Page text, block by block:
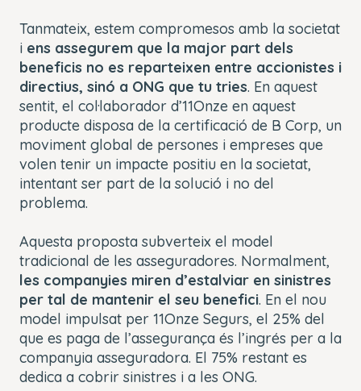
Tanmateix, estem compromesos amb la societat
i ens assegurem que la major part dels
beneficis no es reparteixen entre accionistes i
directius, sinó a ONG que tu tries. En aquest
sentit, el col·laborador d’11Onze en aquest
producte disposa de la certificació de B Corp, un
moviment global de persones i empreses que
volen tenir un impacte positiu en la societat,
intentant ser part de la solució i no del
problema.
Aquesta proposta subverteix el model
tradicional de les asseguradores. Normalment,
les companyies miren d’estalviar en sinistres
per tal de mantenir el seu benefici. En el nou
model impulsat per 11Onze Segurs, el 25% del
que es paga de l’assegurança és l’ingrés per a la
companyia asseguradora. El 75% restant es
dedica a cobrir sinistres i a les ONG.